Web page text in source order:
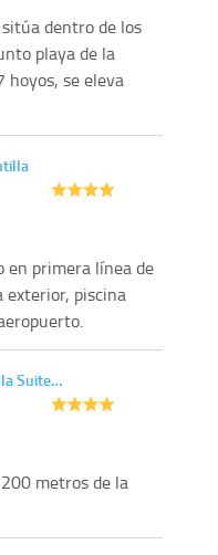
dentro de los
playa de la
hoyos, se eleva
en primera línea de
exterior, piscina
Suite…
metros de la